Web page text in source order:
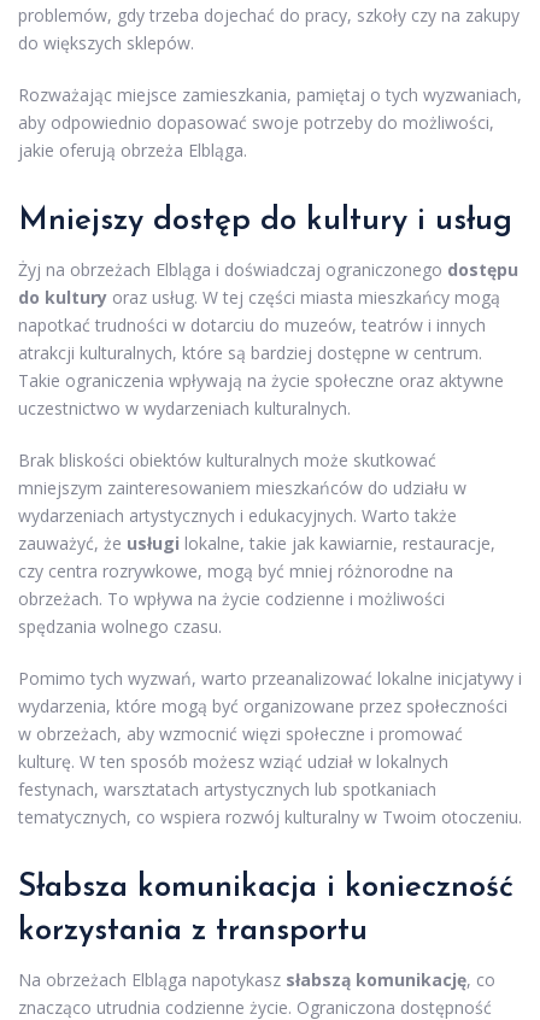
problemów, gdy trzeba dojechać do pracy, szkoły czy na zakupy
do większych sklepów.
Rozważając miejsce zamieszkania, pamiętaj o tych wyzwaniach,
aby odpowiednio dopasować swoje potrzeby do możliwości,
jakie oferują obrzeża Elbląga.
Mniejszy dostęp do kultury i usług
Żyj na obrzeżach Elbląga i doświadczaj ograniczonego dostępu
do kultury oraz usług. W tej części miasta mieszkańcy mogą
napotkać trudności w dotarciu do muzeów, teatrów i innych
atrakcji kulturalnych, które są bardziej dostępne w centrum.
Takie ograniczenia wpływają na życie społeczne oraz aktywne
uczestnictwo w wydarzeniach kulturalnych.
Brak bliskości obiektów kulturalnych może skutkować
mniejszym zainteresowaniem mieszkańców do udziału w
wydarzeniach artystycznych i edukacyjnych. Warto także
zauważyć, że usługi lokalne, takie jak kawiarnie, restauracje,
czy centra rozrywkowe, mogą być mniej różnorodne na
obrzeżach. To wpływa na życie codzienne i możliwości
spędzania wolnego czasu.
Pomimo tych wyzwań, warto przeanalizować lokalne inicjatywy i
wydarzenia, które mogą być organizowane przez społeczności
w obrzeżach, aby wzmocnić więzi społeczne i promować
kulturę. W ten sposób możesz wziąć udział w lokalnych
festynach, warsztatach artystycznych lub spotkaniach
tematycznych, co wspiera rozwój kulturalny w Twoim otoczeniu.
Słabsza komunikacja i konieczność
korzystania z transportu
Na obrzeżach Elbląga napotykasz słabszą komunikację, co
znacząco utrudnia codzienne życie. Ograniczona dostępność